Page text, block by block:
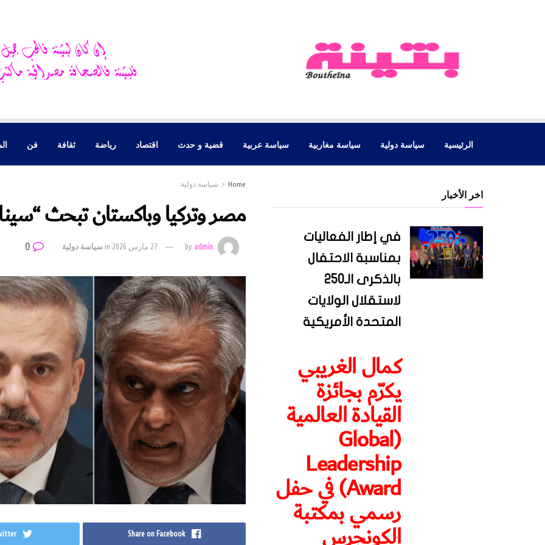
الرئيسية سياسة دولية سياسة مغاربية سياسة عربية قضية و حدث اقتصاد رياضة ثقافة فن
Home سياسة دولية
مصر وتركيا وباكستان تبحث
byadmin 27 مارس 2026 inسياسة دولية
Share on Facebook
اخر الأخبار
في إطار الفعاليات
بمناسبة الاحتفال
بالذكرى الـ250
لاستقلال الولايات
المتحدة الأمريكية
كمال الغريبي
يكرّم بجائزة
القيادة العالمية
(Global
Leadership
Award) في حفل
رسمي بمكتبة
الكونجرس